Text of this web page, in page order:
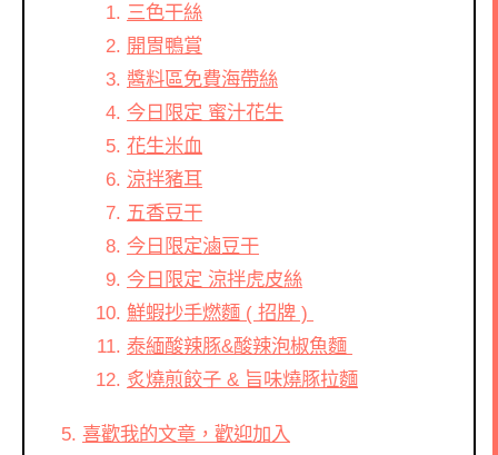
三色干絲
開胃鴨賞
醬料區免費海帶絲
今日限定 蜜汁花生
花生米血
涼拌豬耳
五香豆干
今日限定滷豆干
今日限定 涼拌虎皮絲
鮮蝦抄手燃麵 ( 招牌 )
泰緬酸辣豚&酸辣泡椒魚麵
炙燒煎餃子 & 旨味燒豚拉麵
喜歡我的文章，歡迎加入